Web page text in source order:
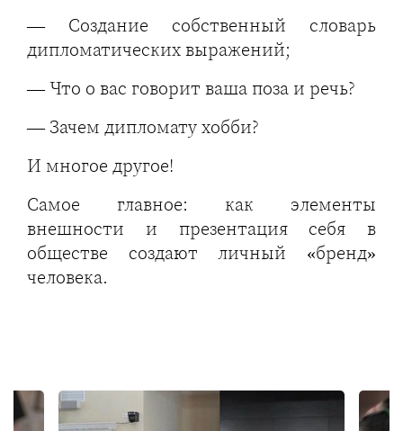
— Создание собственный словарь
дипломатических выражений;
— Что о вас говорит ваша поза и речь?
— Зачем дипломату хобби?
И многое другое!
Самое главное: как элементы
внешности и презентация себя в
обществе создают личный «бренд»
человека.